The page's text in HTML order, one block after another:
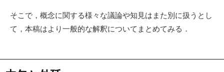
そこで，概念に関する様々な議論や知見はまた別に扱うとし
て，本稿はより一般的な解釈についてまとめてみる．